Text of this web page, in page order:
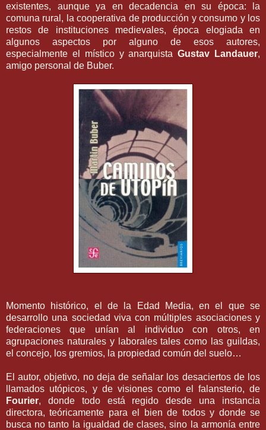
existentes, aunque ya en decadencia en su época: la
comuna rural, la cooperativa de producción y consumo y los
restos de instituciones medievales, época elogiada en
algunos aspectos por alguno de esos autores,
especialmente el místico y anarquistaGustav Landauer,
amigo personal de Buber.
Momento histórico, el de la Edad Media, en el que se
desarrollo una sociedad viva con múltiples asociaciones y
federaciones que unían al individuo con otros, en
agrupaciones naturales y laborales tales como las guildas,
el concejo, los gremios, la propiedad común del suelo…
El autor, objetivo, no deja de señalar los desaciertos de los
llamados utópicos, y de visiones como el falansterio, de
Fourier, donde todo está regido desde una instancia
directora, teóricamente para el bien de todos y donde se
busca no tanto la igualdad de clases, sino la armonía entre